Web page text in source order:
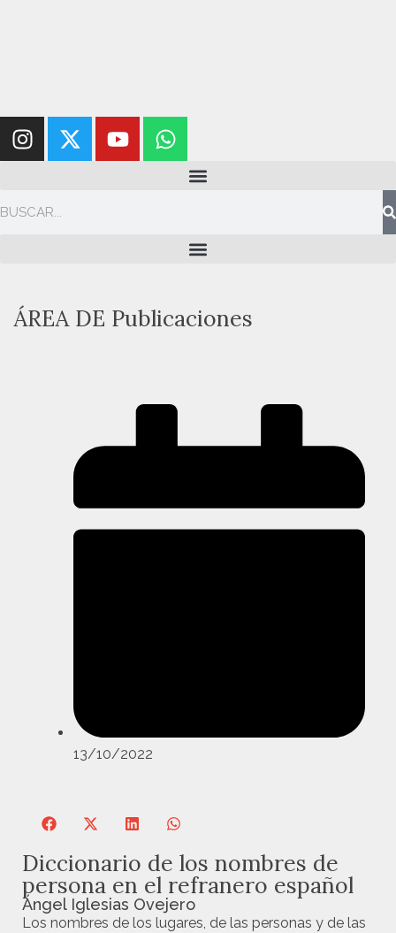
ÁREA DE Publicaciones
13/10/2022
Diccionario de los nombres de
persona en el refranero español
Ángel Iglesias Ovejero
Los nombres de los lugares, de las personas y de las